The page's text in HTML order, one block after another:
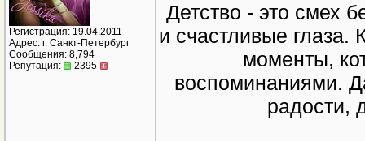
Регистрация: 19.04.2011
Адрес: г. Санкт-Петербург
Сообщения: 8,794
Репутация:
2395
Детство - это смех
и счастливые глаза.
моменты,
воспоминаниями.
радости,